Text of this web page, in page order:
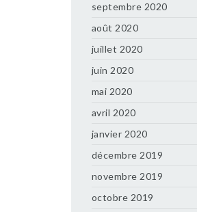
septembre 2020
août 2020
juillet 2020
juin 2020
mai 2020
avril 2020
janvier 2020
décembre 2019
novembre 2019
octobre 2019